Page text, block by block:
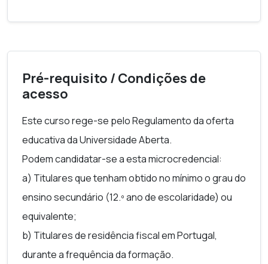
Pré-requisito / Condições de
acesso
Este curso rege-se pelo Regulamento da oferta
educativa da Universidade Aberta.
Podem candidatar-se a esta microcredencial:
a) Titulares que tenham obtido no mínimo o grau do
ensino secundário (12.º ano de escolaridade) ou
equivalente;
b) Titulares de residência fiscal em Portugal,
durante a frequência da formação.